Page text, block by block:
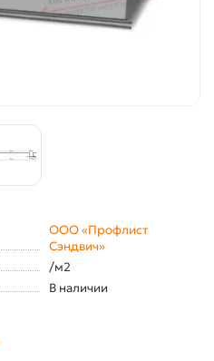
ООО «Профлист
Сэндвич»
/м2
В наличии